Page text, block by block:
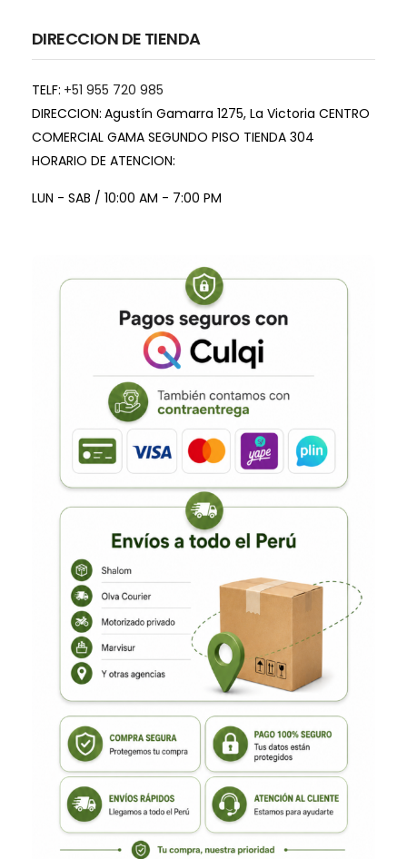
DIRECCION DE TIENDA
TELF: +51 955 720 985
DIRECCION: Agustín Gamarra 1275, La Victoria CENTRO
COMERCIAL GAMA SEGUNDO PISO TIENDA 304
HORARIO DE ATENCION:
LUN - SAB / 10:00 AM - 7:00 PM